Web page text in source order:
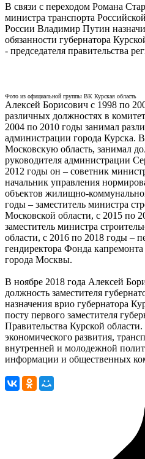
В связи с переходом Романа
министра транспорта
России Владимир Путин
обязанности губернатора
- председателя правительства
Фото из официальной группы ВК Курская область
Алексей Борисович с 1998 по
различных должностях в
2004 по 2010 годы занимал
администрации города Курска.
Московскую область, занимал
руководителя администрации
2012 годы он – советник
начальник управления
объектов жилищно-
годы – заместитель министра
Московской области, с 2015 по
заместитель министра
области, с 2016 по 2018 годы –
гендиректора Фонда
города Москвы.
В ноябре 2018 года Алексей
должность заместителя
назначения врио губернатора
посту первого заместителя
Правительства Курской
экономического развития,
внутренней и молодежной
информации и общественных